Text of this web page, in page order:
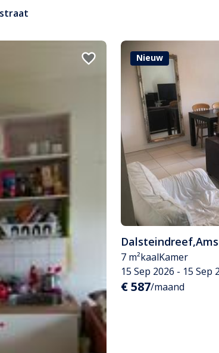
Nieuw
Dalsteindreef,
7 m²kaalKamer
15 Sep 2026 - 15 Sep
€ 587/maand